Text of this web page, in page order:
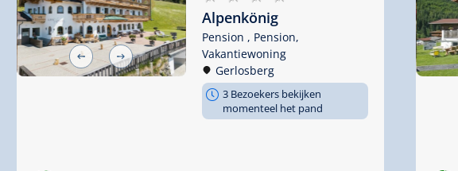
Alpenkönig
Pension , Pension,
Vakantiewoning
Gerlosberg
3 Bezoekers bekijken
momenteel het pand